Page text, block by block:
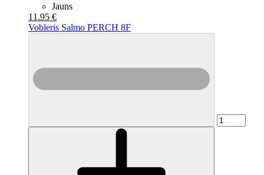
Jauns
11.95 €
Vobleris Salmo PERCH 8F